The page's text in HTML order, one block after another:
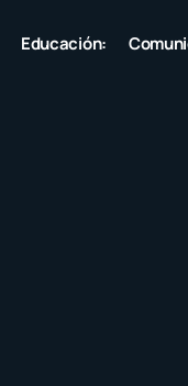
Educación: